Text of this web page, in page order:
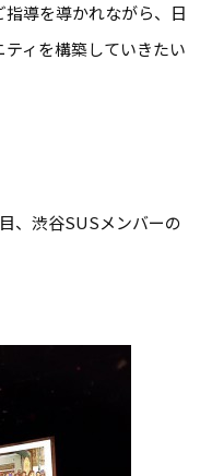
導を導かれながら、日
ィを構築していきたい
、渋谷SUSメンバーの